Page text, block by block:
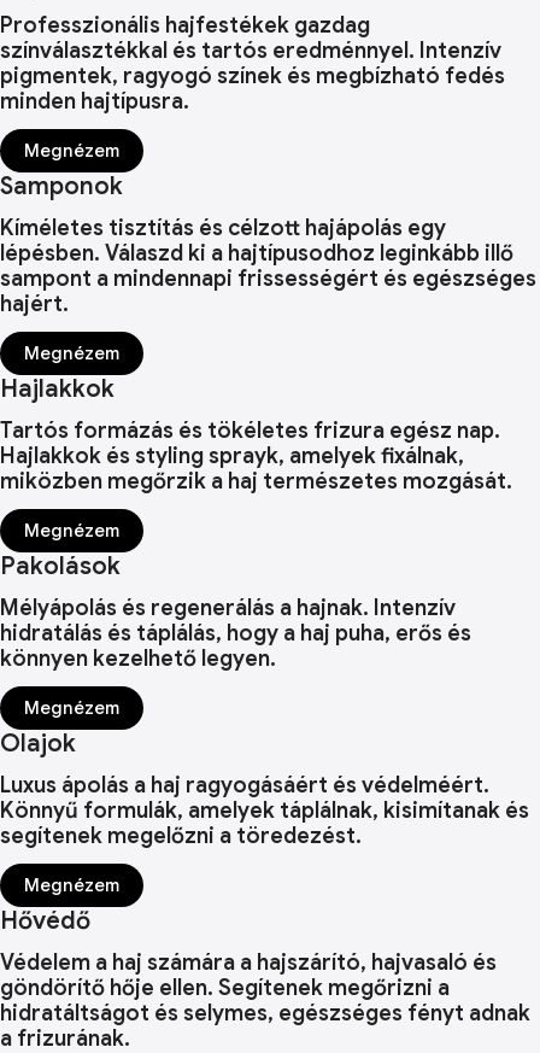
Professzionális hajfestékek gazdag
színválasztékkal és tartós eredménnyel. Intenzív
pigmentek, ragyogó színek és megbízható fedés
minden hajtípusra.
Megnézem
Samponok
Kíméletes tisztítás és célzott hajápolás egy
lépésben. Válaszd ki a hajtípusodhoz leginkább illő
sampont a mindennapi frissességért és egészséges
hajért.
Megnézem
Hajlakkok
Tartós formázás és tökéletes frizura egész nap.
Hajlakkok és styling sprayk, amelyek fixálnak,
miközben megőrzik a haj természetes mozgását.
Megnézem
Pakolások
Mélyápolás és regenerálás a hajnak. Intenzív
hidratálás és táplálás, hogy a haj puha, erős és
könnyen kezelhető legyen.
Megnézem
Olajok
Luxus ápolás a haj ragyogásáért és védelméért.
Könnyű formulák, amelyek táplálnak, kisimítanak és
segítenek megelőzni a töredezést.
Megnézem
Hővédő
Védelem a haj számára a hajszárító, hajvasaló és
göndörítő hője ellen. Segítenek megőrizni a
hidratáltságot és selymes, egészséges fényt adnak
a frizurának.